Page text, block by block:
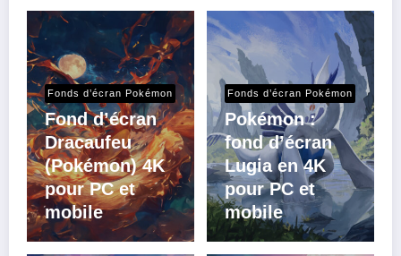
Fonds d’écran Pokémon
Fond d’écran
Dracaufeu
(Pokémon) 4K
pour PC et
mobile
Fonds d’écran Pokémon
Pokémon :
fond d’écran
Lugia en 4K
pour PC et
mobile